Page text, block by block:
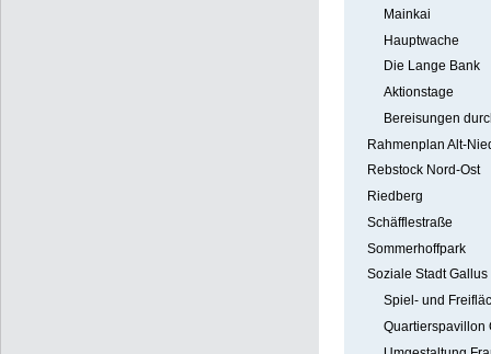
Mainkai
Hauptwache
Die Lange Bank
Aktionstage
Bereisungen
Rahmenplan Alt-
Rebstock Nord-Ost
Riedberg
Schäfflestraße
Sommerhoffpark
Soziale Stadt Gallus
Spiel- und
Quartierspavillon